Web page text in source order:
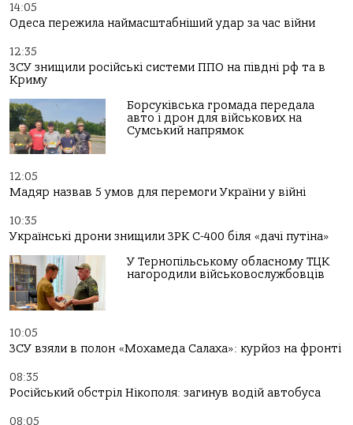
14:05
Одеса пережила наймасштабніший удар за час війни
12:35
ЗСУ знищили російські системи ППО на півдні рф та в
Криму
Борсуківська громада передала
авто і дрон для військових на
Сумський напрямок
12:05
Мадяр назвав 5 умов для перемоги України у війні
10:35
Українські дрони знищили ЗРК С-400 біля «дачі путіна»
У Тернопільському обласному ТЦК
нагородили військовослужбовців
10:05
ЗСУ взяли в полон «Мохамеда Салаха»: курйоз на фронті
08:35
Російський обстріл Нікополя: загинув водій автобуса
08:05